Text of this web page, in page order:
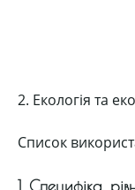
2. Екологія та
Список
1. Специфіка,